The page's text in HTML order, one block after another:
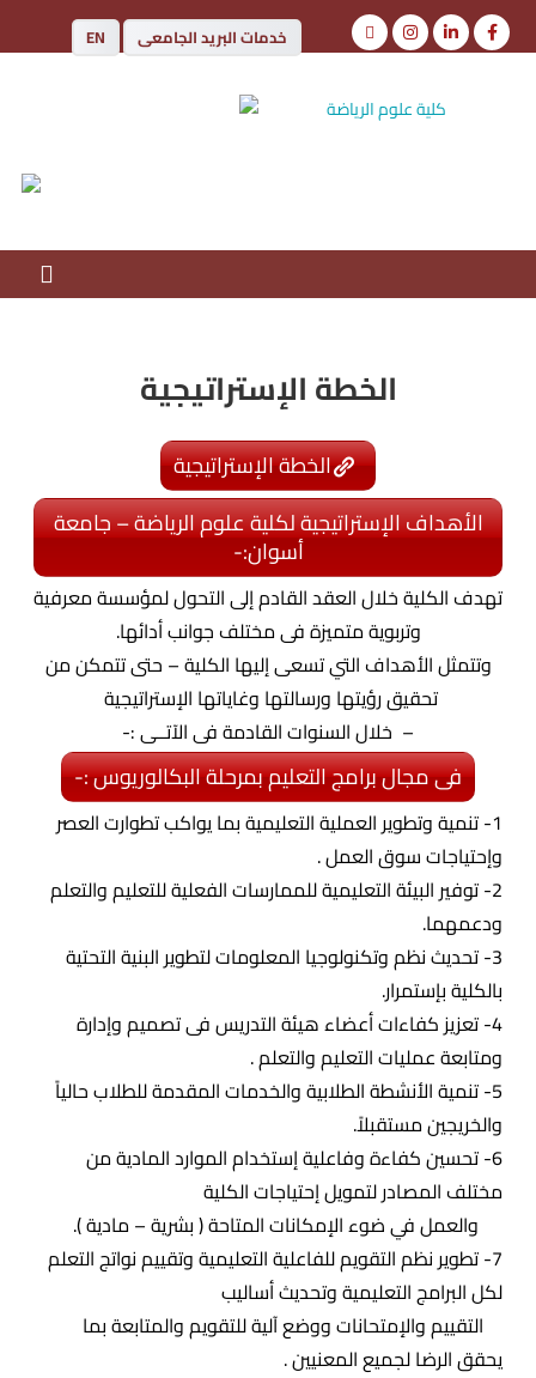
EN خدمات البريد الجامعى
كلية علوم الرياضة
جامعة أسوان
الخطة الإستراتيجية
الخطة الإستراتيجية
الأهداف الإستراتيجية لكلية علوم الرياضة – جامعة
أسوان:-
تهدف الكلية خلال العقد القادم إلى التحول لمؤسسة معرفية
وتربوية متميزة فى مختلف جوانب أدائها.
وتتمثل الأهداف التي تسعى إليها الكلية – حتى تتمكن من
تحقيق رؤيتها ورسالتها وغاياتها الإستراتيجية
– خلال السنوات القادمة فى الآتــى :-
فى مجال برامج التعليم بمرحلة البكالوريوس :-
1- تنمية وتطوير العملية التعليمية بما يواكب تطوارت العصر
وإحتياجات سوق العمل .
2- توفير البيئة التعليمية للممارسات الفعلية للتعليم والتعلم
ودعمهما.
3- تحديث نظم وتكنولوجيا المعلومات لتطوير البنية التحتية
بالكلية بإستمرار.
4- تعزيز كفاءات أعضاء هيئة التدريس فى تصميم وإدارة
ومتابعة عمليات التعليم والتعلم .
5- تنمية الأنشطة الطلابية والخدمات المقدمة للطلاب حالياً
والخريجين مستقبلاً.
6- تحسين كفاءة وفاعلية إستخدام الموارد المادية من
مختلف المصادر لتمويل إحتياجات الكلية
والعمل في ضوء الإمكانات المتاحة ( بشرية – مادية ).
7- تطوير نظم التقويم للفاعلية التعليمية وتقييم نواتج التعلم
لكل البرامج التعليمية وتحديث أساليب
التقييم والإمتحانات ووضع آلية للتقويم والمتابعة بما
يحقق الرضا لجميع المعنيين .